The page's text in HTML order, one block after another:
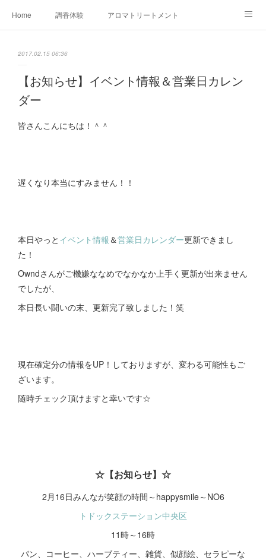
Home 調香体験 アロマトリートメントMenu
Ameblo
2017.02.15 06:36
【お知らせ】イベント情報＆営業日カレン
ダー
皆さんこんにちは！＾＾
遅くなり本当にすみません！！
本日やっと イベント情報 ＆営業日カレンダー更新できまし
た！
Owndさんがご機嫌ななめでなかなか上手く更新が出来ません
でしたが、
本日長い闘いの末、更新完了致しました！笑
現在確定分の情報をUP！しておりますが、変わる可能性もご
ざいます。
随時チェック頂けますと幸いです☆
☆【お知らせ】☆
2月16日みんなが笑顔の時間～happysmile～NO6
トドックステーション中央区
11時～16時
パン、コーヒー、ハーブティー、雑貨、似顔絵、セラピーな